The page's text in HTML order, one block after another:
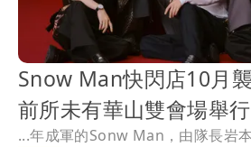
Snow Man快閃店10月
前所未有華山雙會場舉行
...年成軍的Sonw Man，由隊長岩